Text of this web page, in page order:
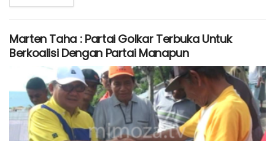
Marten Taha : Partai Golkar Terbuka Untuk
Berkoalisi Dengan Partai Manapun